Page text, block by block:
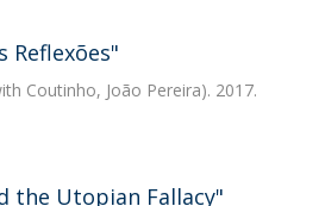
Reflexões"
Coutinho, João Pereira). 2017.
the Utopian Fallacy"